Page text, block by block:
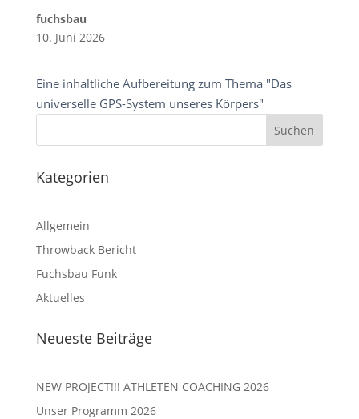
fuchsbau
10. Juni 2026
Eine inhaltliche Aufbereitung zum Thema "Das
universelle GPS-System unseres Körpers"
Kategorien
Allgemein
Throwback Bericht
Fuchsbau Funk
Aktuelles
Neueste Beiträge
NEW PROJECT!!! ATHLETEN COACHING 2026
Unser Programm 2026